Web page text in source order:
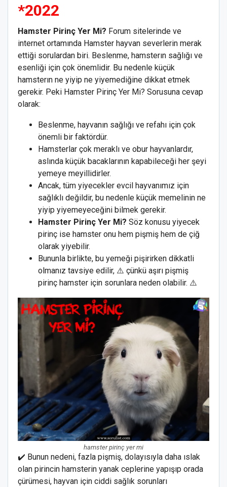
*2022
Hamster Pirinç Yer Mi? Forum sitelerinde ve
internet ortamında Hamster hayvan severlerin merak
ettiği sorulardan biri. Beslenme, hamsterın sağlığı ve
esenliği için çok önemlidir. Bu nedenle küçük
hamsterın ne yiyip ne yiyemediğine dikkat etmek
gerekir. Peki Hamster Pirinç Yer Mi? Sorusuna cevap
olarak:
Beslenme, hayvanın sağlığı ve refahı için çok
önemli bir faktördür.
Hamsterlar çok meraklı ve obur hayvanlardır,
aslında küçük bacaklarının kapabileceği her şeyi
yemeye meyillidirler.
Ancak, tüm yiyecekler evcil hayvanımız için
sağlıklı değildir, bu nedenle küçük memelinin ne
yiyip yiyemeyeceğini bilmek gerekir.
Hamster Pirinç Yer Mi? Söz konusu yiyecek
pirinç ise hamster onu hem pişmiş hem de çiğ
olarak yiyebilir.
Bununla birlikte, bu yemeği pişirirken dikkatli
olmanız tavsiye edilir, ⚠️ çünkü aşırı pişmiş
pirinç hamster için sorunlara neden olabilir. ⚠️
hamster pirinç yer mi
✔️ Bunun nedeni, fazla pişmiş, dolayısıyla daha ıslak
olan pirincin hamsterin yanak ceplerine yapışıp orada
çürümesi, hayvan için ciddi sağlık sorunları